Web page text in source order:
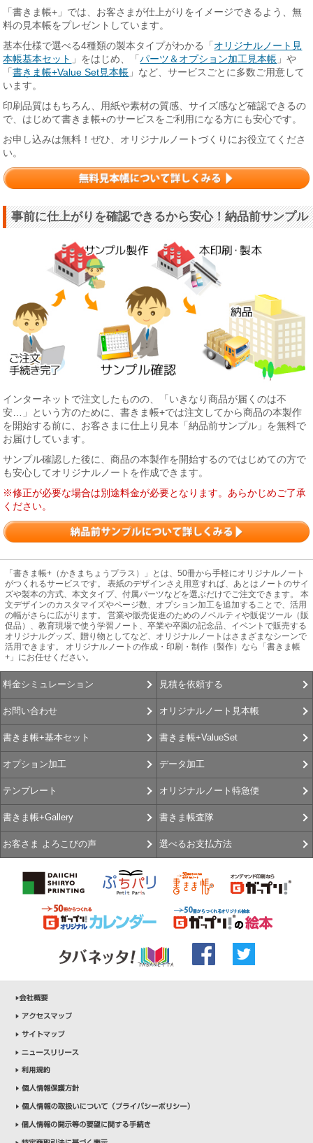
「書きま帳+」では、お客さまが仕上がりをイメージできるよう、無
料の見本帳をプレゼントしています。
基本仕様で選べる4種類の製本タイプがわかる「 オリジナルノート見
本帳基本セット 」をはじめ、「パーツ＆オプション加工見本帳 」や
「書きま帳+Value Set見本帳 」など、サービスごとに多数ご用意して
います。
印刷品質はもちろん、用紙や素材の質感、サイズ感など確認できるの
で、はじめて書きま帳+のサービスをご利用になる方にも安心です。
お申し込みは無料！ぜひ、オリジナルノートづくりにお役立てくださ
い。
事前に仕上がりを確認できるから安心！納品前サンプル
インターネットで注文したものの、「いきなり商品が届くのは不
安…」という方のために、書きま帳+では注文してから商品の本製作
を開始する前に、お客さまに仕上り見本「納品前サンプル」を無料で
お届けしています。
サンプル確認した後に、商品の本製作を開始するのではじめての方で
も安心してオリジナルノートを作成できます。
※修正が必要な場合は別途料金が必要となります。あらかじめご了承
ください。
「書きま帳+（かきまちょうプラス）」とは、50冊から手軽にオリジナルノート
がつくれるサービスです。 表紙のデザインさえ用意すれば、あとはノートのサイ
ズや製本の方式、本文タイプ、付属パーツなどを選ぶだけでご注文できます。 本
文デザインのカスタマイズやページ数、オプション加工を追加することで、活用
の幅がさらに広がります。 営業や販売促進のためのノベルティや販促ツール（販
促品）、教育現場で使う学習ノート、卒業や卒園の記念品、イベントで販売する
オリジナルグッズ、贈り物としてなど、オリジナルノートはさまざまなシーンで
活用できます。 オリジナルノートの作成・印刷・制作（製作）なら「書きま帳
+」にお任せください。
料金シミュレーション 見積を依頼する
お問い合わせ オリジナルノート見本帳
書きま帳+基本セット 書きま帳+ValueSet
オプション加工 データ加工
テンプレート オリジナルノート特急便
書きま帳+Gallery 書きま帳査隊
お客さま よろこびの声 選べるお支払方法